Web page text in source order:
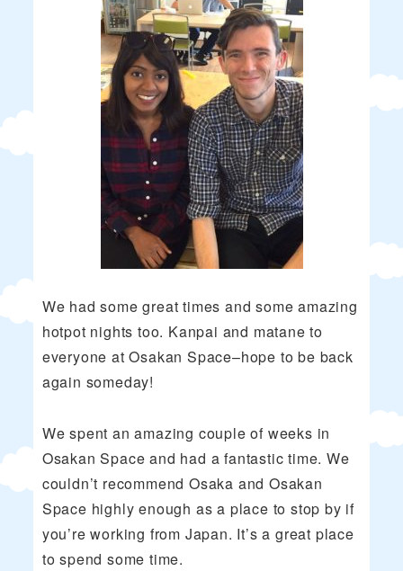
We had some great times and some amazing
hotpot nights too. Kanpai and matane to
everyone at Osakan Space–hope to be back
again someday!
We spent an amazing couple of weeks in
Osakan Space and had a fantastic time. We
couldn’t recommend Osaka and Osakan
Space highly enough as a place to stop by if
you’re working from Japan. It’s a great place
to spend some time.